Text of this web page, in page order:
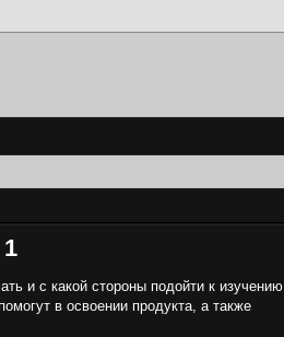
и с какой стороны подойти к изучению,
в освоении продукта, а также